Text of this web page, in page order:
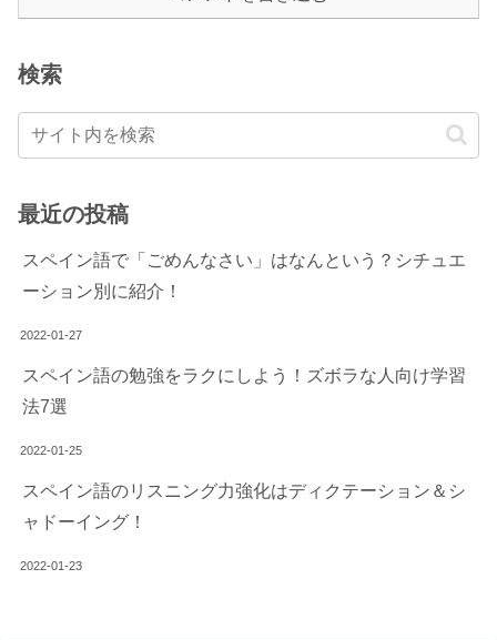
検索
最近の投稿
スペイン語で「ごめんなさい」はなんという？シチュエ
ーション別に紹介！
2022-01-27
スペイン語の勉強をラクにしよう！ズボラな人向け学習
法7選
2022-01-25
スペイン語のリスニング力強化はディクテーション＆シ
ャドーイング！
2022-01-23